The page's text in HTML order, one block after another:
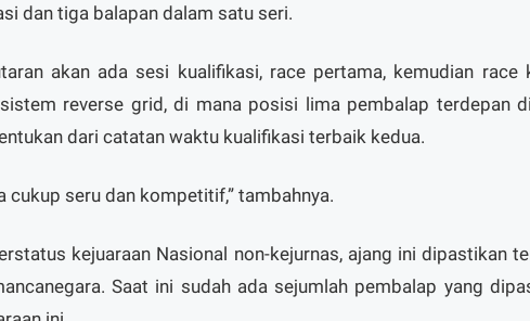
dan tiga balapan dalam satu seri.
akan ada sesi kualifikasi, race pertama, kemudian race
reverse grid, di mana posisi lima pembalap terdepan
dari catatan waktu kualifikasi terbaik kedua.
cukup seru dan kompetitif,” tambahnya.
kejuaraan Nasional non-kejurnas, ajang ini dipastikan
Saat ini sudah ada sejumlah pembalap yang